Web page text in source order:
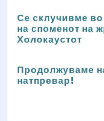
Се склучивме
на споменот на
Холокаустот
Продолжуваме
натпревар!